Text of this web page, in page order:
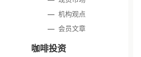
—机构观点
—会员文章
咖啡投资